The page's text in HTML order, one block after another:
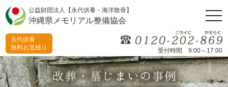
公益財団法人【永代供養・海洋散骨】
沖縄県メモリアル整備協会
受付時間 9:00～17:00
永代供養
無料お見積り